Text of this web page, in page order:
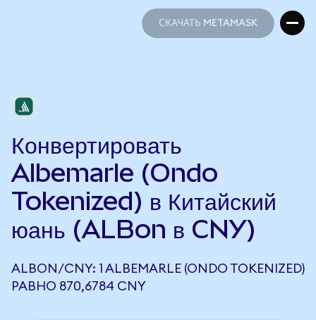
СКАЧАТЬ METAMASK
Конвертировать
Albemarle (Ondo
Tokenized) в Китайский
юань (ALBon в CNY)
ALBON/CNY: 1 ALBEMARLE (ONDO TOKENIZED)
РАВНО 870,6784 CNY